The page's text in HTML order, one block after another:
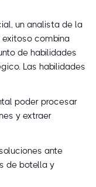
un analista de la
combina
de habilidades
Las habilidades
poder procesar
y extraer
ante
de botella y